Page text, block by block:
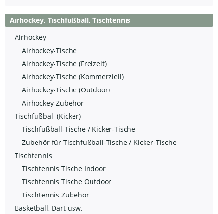
Airhockey, Tischfußball, Tischtennis
Airhockey
Airhockey-Tische
Airhockey-Tische (Freizeit)
Airhockey-Tische (Kommerziell)
Airhockey-Tische (Outdoor)
Airhockey-Zubehör
Tischfußball (Kicker)
Tischfußball-Tische / Kicker-Tische
Zubehör für Tischfußball-Tische / Kicker-Tische
Tischtennis
Tischtennis Tische Indoor
Tischtennis Tische Outdoor
Tischtennis Zubehör
Basketball, Dart usw.